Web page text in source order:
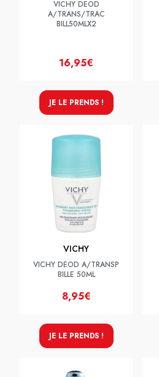
VICHY DEOD
A/TRANS/TRAC
BILL50MLX2
16,95€
JE LE PRENDS !
VICHY
VICHY DEOD A/TRANSP
BILLE 50ML
8,95€
JE LE PRENDS !